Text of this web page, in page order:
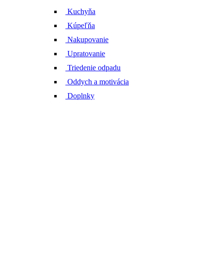
Kuchyňa
Kúpeľňa
Nakupovanie
Upratovanie
Triedenie odpadu
Oddych a motivácia
Doplnky